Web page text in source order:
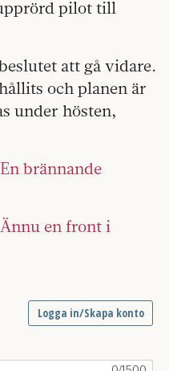
pilot till
att gå vidare.
och planen är
under hösten,
brännande
en front i